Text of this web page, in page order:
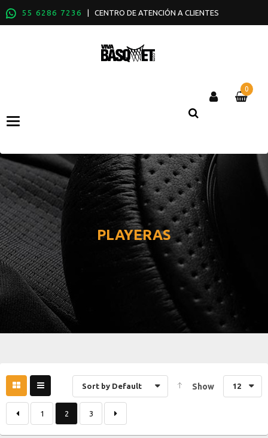
55 6286 7236 | CENTRO DE ATENCIÓN A CLIENTES
Categories
0
PLAYERAS
Sort by Default Show 12
1 2 3